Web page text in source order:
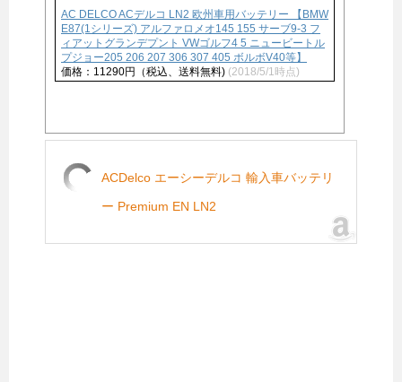
AC DELCO ACデルコ LN2 欧州車用バッテリー 【BMW
E87(1シリーズ) アルファロメオ145 155 サーブ9-3 フ
ィアットグランデプント VWゴルフ4 5 ニュービートル
プジョー205 206 207 306 307 405 ボルボV40等】
価格：11290円（税込、送料無料) (2018/5/1時点)
ACDelco エーシーデルコ 輸入車バッテリ
ー Premium EN LN2